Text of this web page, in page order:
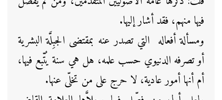
فيها منهم، فقد أشار إليها.
ومسألة أفعاله التي تصدر عنه بمقتضى الجبِلَّة البشرية
أو تصرفه الدنيوي حسب علمه، هل هي سنة يُتّبع فيها،
أم أنها أمور عادية، لا حرج على من تخلّى عنها.